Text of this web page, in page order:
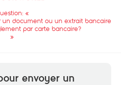
«
document ou un extrait bancaire
par carte bancaire?
»
envoyer un